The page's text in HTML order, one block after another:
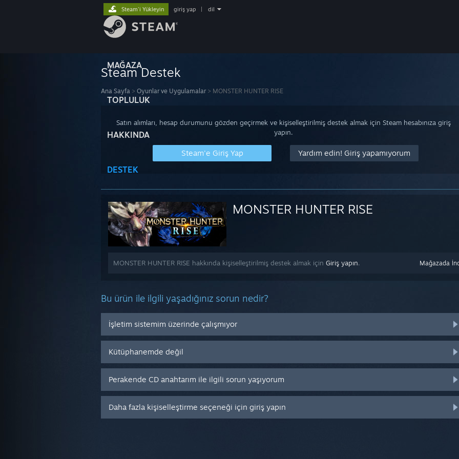
MAĞAZA
TOPLULUK
HAKKINDA
DESTEK
Steam'i Yükleyin giriş yap dil
Steam Destek
Ana Sayfa > Oyunlar ve Uygulamalar > MONSTER HUNTER RISE
Satın alımları, hesap durumunu gözden geçirmek ve kişiselleştirilmiş destek almak için Steam hesabınıza giriş
yapın.
Steam'e Giriş Yap Yardım edin! Giriş yapamıyorum
MONSTER HUNTER RISE
Mağazada
MONSTER HUNTER RISE hakkında kişiselleştirilmiş destek almak için Giriş yapın.
Bu ürün ile ilgili yaşadığınız sorun nedir?
İşletim sistemim üzerinde çalışmıyor
Kütüphanemde değil
Perakende CD anahtarım ile ilgili sorun yaşıyorum
Daha fazla kişiselleştirme seçeneği için giriş yapın